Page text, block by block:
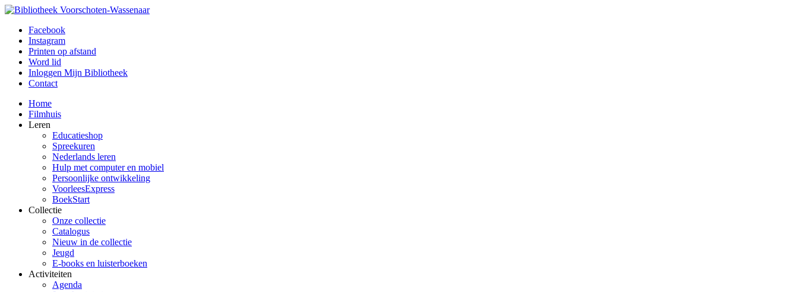
Facebook
Instagram
Printen op afstand
Word lid
Inloggen Mijn Bibliotheek
Contact
Home
Filmhuis
Leren
Educatieshop
Spreekuren
Nederlands leren
Hulp met computer en mobiel
Persoonlijke ontwikkeling
VoorleesExpress
BoekStart
Collectie
Onze collectie
Catalogus
Nieuw in de collectie
Jeugd
E-books en luisterboeken
Activiteiten
Agenda